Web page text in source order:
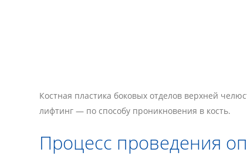
Костная пластика боковых отделов верхней
лифтинг — по способу проникновения в кость.
Процесс проведения